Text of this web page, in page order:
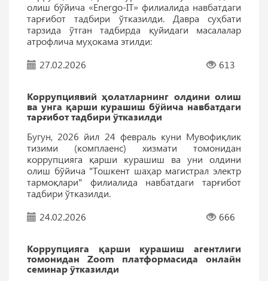
олиш бўйича «Energo-IT» филиалида навбатдаги
тарғибот тадбири ўтказилди. Давра суҳбати
тарзида ўтган тадбирда қуйидаги масалалар
атрофлича муҳокама этилди:
27.02.2026
613
Коррупциявий ҳолатларнинг олдини олиш
ва унга қарши курашиш бўйича навбатдаги
тарғибот тадбири ўтказилди
Бугун, 2026 йил 24 февраль куни Мувофиқлик
тизими (комплаенс) хизмати томонидан
коррупцияга қарши курашиш ва уни олдини
олиш бўйича "Тошкент шаҳар магистрал электр
тармоқлари" филиалида навбатдаги тарғибот
тадбири ўтказилди.
24.02.2026
666
Коррупцияга қарши курашиш агентлиги
томонидан Zoom платформасида онлайн
семинар ўтказилди